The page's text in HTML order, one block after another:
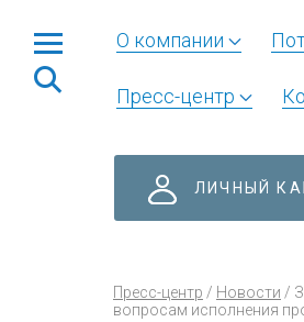
О компании
Пресс-центр
ЛИЧНЫЙ
Пресс-центр / Новости /
вопросам исполнения